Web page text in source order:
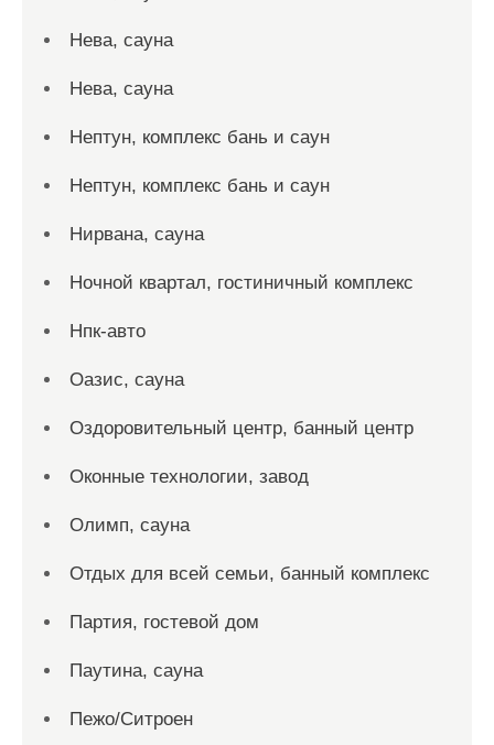
Нева, сауна
Нева, сауна
Нептун, комплекс бань и саун
Нептун, комплекс бань и саун
Нирвана, сауна
Ночной квартал, гостиничный комплекс
Нпк-авто
Оазис, сауна
Оздоровительный центр, банный центр
Оконные технологии, завод
Олимп, сауна
Отдых для всей семьи, банный комплекс
Партия, гостевой дом
Паутина, сауна
Пежо/Ситроен